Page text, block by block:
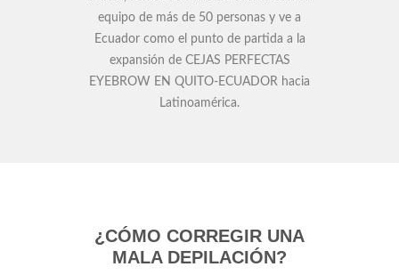
equipo de más de 50 personas y ve a
Ecuador como el punto de partida a la
expansión de CEJAS PERFECTAS
EYEBROW EN QUITO-ECUADOR hacia
Latinoamérica.
¿CÓMO CORREGIR UNA
MALA DEPILACIÓN?